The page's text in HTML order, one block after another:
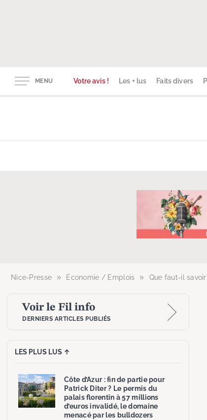
Votre avis ! Les + lus Faits divers
Nice-Presse » Économie / Emplois » Que faut-il
Voir le Fil info
DERNIERS ARTICLES PUBLIÉS
LES PLUS LUS ↑
Côte d’Azur : fin de partie pour
Patrick Diter ? Le permis du
palais florentin à 57 millions
d’euros invalidé, le domaine
menacé par les bulldozers